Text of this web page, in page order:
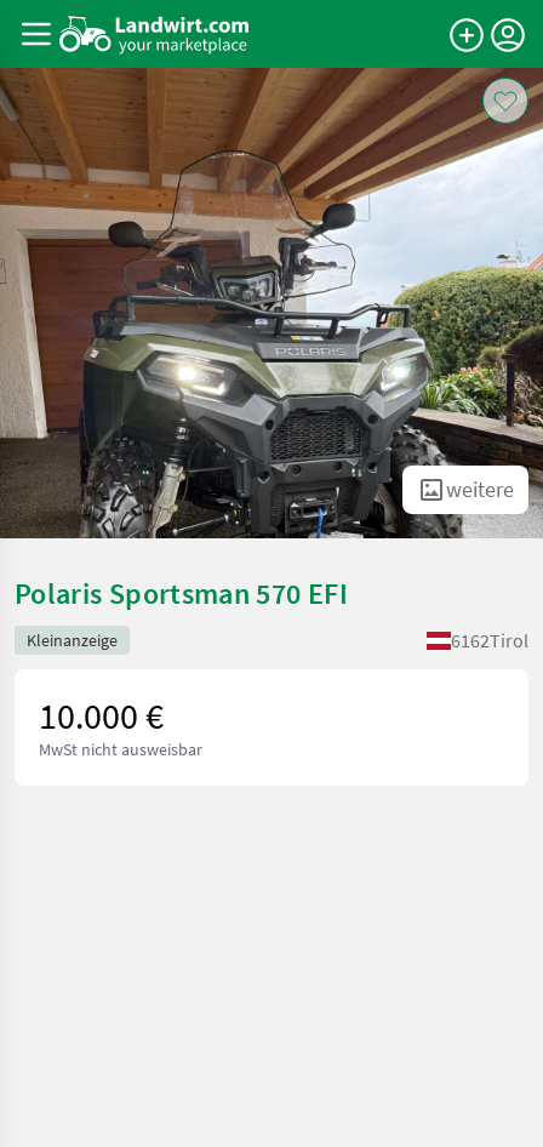
weitere
Polaris Sportsman 570 EFI
Kleinanzeige 6162Tirol
10.000 €
MwSt nicht ausweisbar